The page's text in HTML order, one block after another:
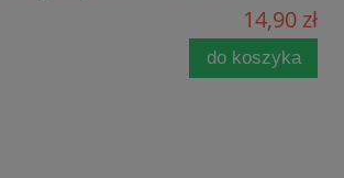
14,90 zł
do koszyka